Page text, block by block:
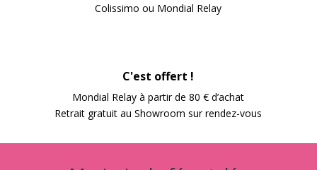
Colissimo ou Mondial Relay
C'est offert !
Mondial Relay à partir de 80 € d’achat
Retrait gratuit au Showroom sur rendez-vous